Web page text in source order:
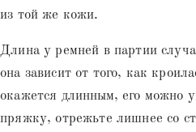
из той же кожи.
Длина у ремней в партии
она зависит от того, как
окажется длинным, его можно
пряжку, отрежьте лишнее со